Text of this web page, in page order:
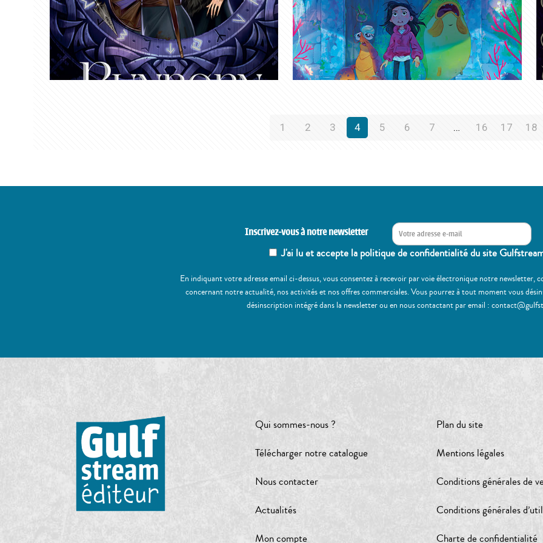
1 2 3 4 5 6 7 … 16 17 18
Inscrivez-vous à notre newsletter
J'ai lu et accepte la politique de confidentialité du site
En indiquant votre adresse email ci-dessus, vous consentez à recevoir par voie électronique notre
concernant notre actualité, nos activités et nos offres commerciales. Vous pourrez à tout moment vous
désinscription intégré dans la newsletter ou en nous contactant par email :
Qui sommes-nous ?
Télécharger notre catalogue
Nous contacter
Actualités
Mon compte
Plan du site
Mentions légales
Conditions générales de
Conditions générales
Charte de confidentialité